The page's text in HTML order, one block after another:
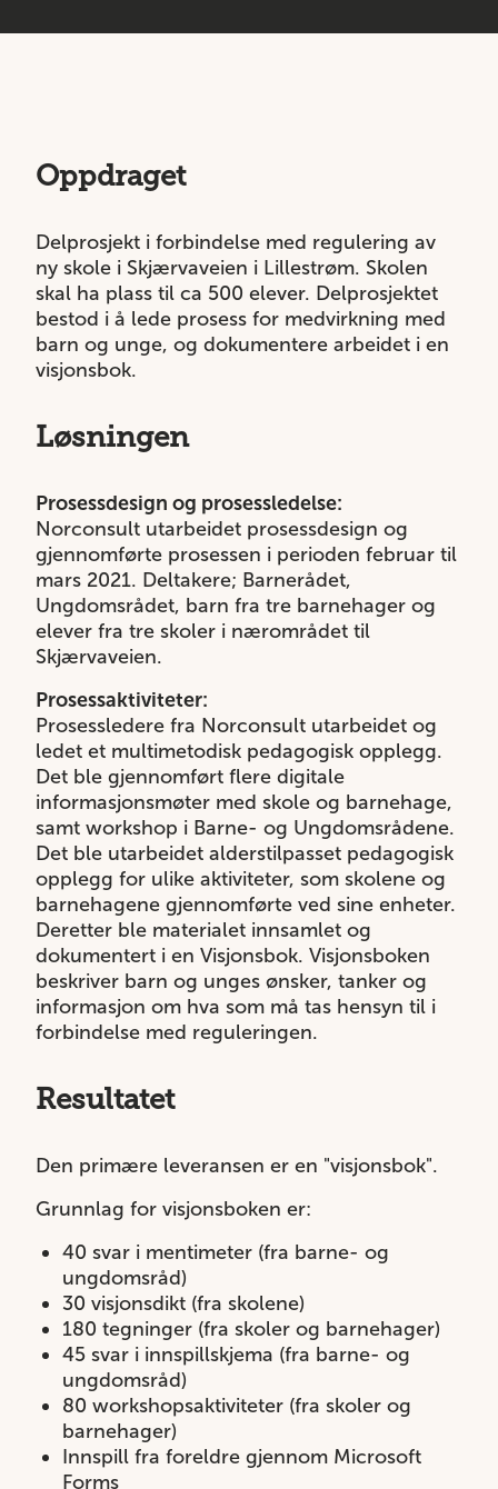
Oppdraget
Delprosjekt i forbindelse med regulering av
ny skole i Skjærvaveien i Lillestrøm. Skolen
skal ha plass til ca 500 elever. Delprosjektet
bestod i å lede prosess for medvirkning med
barn og unge, og dokumentere arbeidet i en
visjonsbok.
Løsningen
Prosessdesign og prosessledelse:
Norconsult utarbeidet prosessdesign og
gjennomførte prosessen i perioden februar til
mars 2021. Deltakere; Barnerådet,
Ungdomsrådet, barn fra tre barnehager og
elever fra tre skoler i nærområdet til
Skjærvaveien.
Prosessaktiviteter:
Prosessledere fra Norconsult utarbeidet og
ledet et multimetodisk pedagogisk opplegg.
Det ble gjennomført flere digitale
informasjonsmøter med skole og barnehage,
samt workshop i Barne- og Ungdomsrådene.
Det ble utarbeidet alderstilpasset pedagogisk
opplegg for ulike aktiviteter, som skolene og
barnehagene gjennomførte ved sine enheter.
Deretter ble materialet innsamlet og
dokumentert i en Visjonsbok. Visjonsboken
beskriver barn og unges ønsker, tanker og
informasjon om hva som må tas hensyn til i
forbindelse med reguleringen.
Resultatet
Den primære leveransen er en "visjonsbok".
Grunnlag for visjonsboken er:
40 svar i mentimeter (fra barne- og
ungdomsråd)
30 visjonsdikt (fra skolene)
180 tegninger (fra skoler og barnehager)
45 svar i innspillskjema (fra barne- og
ungdomsråd)
80 workshopsaktiviteter (fra skoler og
barnehager)
Innspill fra foreldre gjennom Microsoft
Forms